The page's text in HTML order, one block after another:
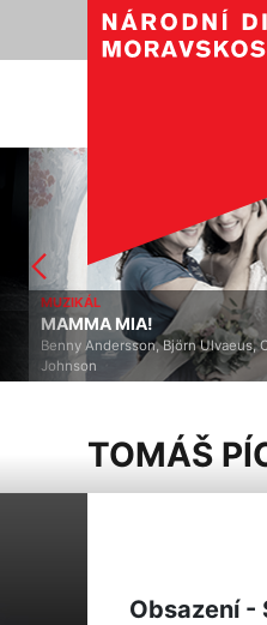
MUZIKÁL
MAMMA MIA!
Benny Andersson, Björn Ulvaeus,
Johnson
TOMÁŠ
Obsazení -